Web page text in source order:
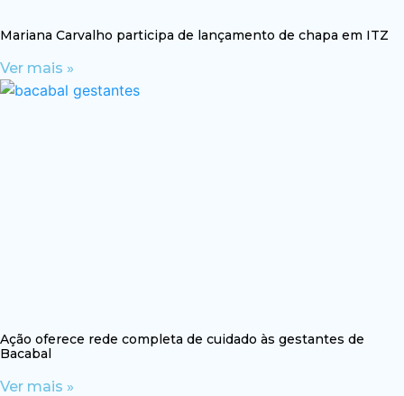
Mariana Carvalho participa de lançamento de chapa em ITZ
Ver mais »
Ação oferece rede completa de cuidado às gestantes de
Bacabal
Ver mais »